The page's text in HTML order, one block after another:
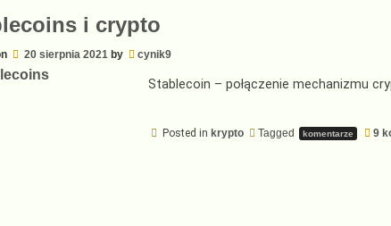
i crypto
20 sierpnia 2021by cynik9
Stablecoin – połączenie mechanizmu
Posted in krypto Tagged komentarze 9